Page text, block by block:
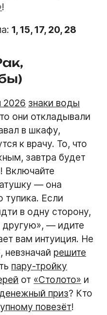
!
1, 15, 17, 20, 28
2026 знаки воды
они откладывали
в шкафу,
к врачу. То, что
завтра будет
Включайте
— она
тупика. Если
в одну сторону,
другую», — идите
вам интуиция. Не
решите
пару-тройку
от «Столото» и
приз? Кто
повезёт!